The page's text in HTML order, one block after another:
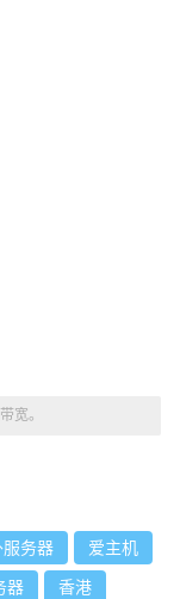
宽。
服务器 爱主机
器 香港